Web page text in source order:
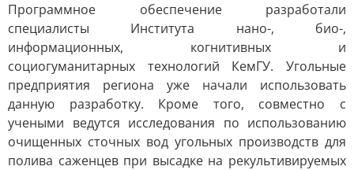
Программное обеспечение разработали
специалисты Института нано-, био-,
информационных, когнитивных и
социогуманитарных технологий КемГУ. Угольные
предприятия региона уже начали использовать
данную разработку. Кроме того, совместно с
учеными ведутся исследования по использованию
очищенных сточных вод угольных производств для
полива саженцев при высадке на рекультивируемых